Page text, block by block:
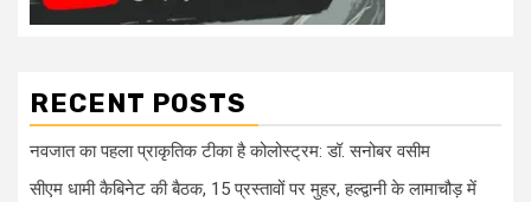
RECENT POSTS
नवजात का पहला प्राकृतिक टीका है कोलोस्ट्रम: डॉ. सनोबर वसीम
सीएम धामी कैबिनेट की बैठक, 15 प्रस्तावों पर मुहर, हल्द्वानी के लामाचौड़ में